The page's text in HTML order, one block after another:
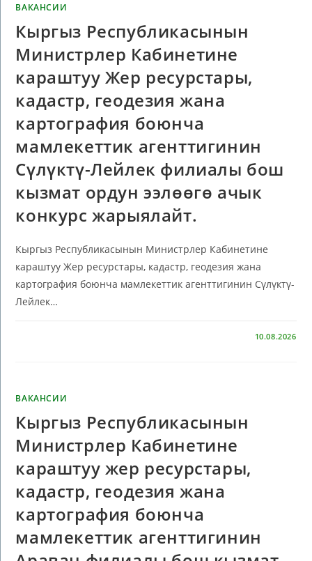
ВАКАНСИИ
Кыргыз Республикасынын
Министрлер Кабинетине
караштуу Жер ресурстары,
кадастр, геодезия жана
картография боюнча
мамлекеттик агенттигинин
Сүлүктү-Лейлек филиалы бош
кызмат ордун ээлөөгө ачык
конкурс жарыялайт.
Кыргыз Республикасынын Министрлер Кабинетине
караштуу Жер ресурстары, кадастр, геодезия жана
картография боюнча мамлекеттик агенттигинин Сүлүктү-
Лейлек…
10.08.2026
ВАКАНСИИ
Кыргыз Республикасынын
Министрлер Кабинетине
караштуу жер ресурстары,
кадастр, геодезия жана
картография боюнча
мамлекеттик агенттигинин